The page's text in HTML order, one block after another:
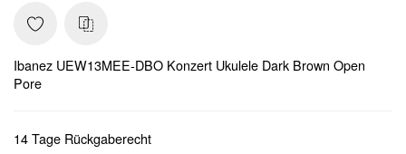
Ibanez UEW13MEE-DBO Konzert Ukulele Dark Brown Open
Pore
14 Tage Rückgaberecht